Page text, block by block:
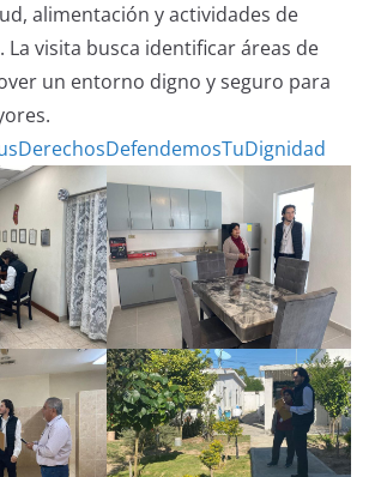
alimentación y actividades de
La visita busca identificar áreas de
un entorno digno y seguro para